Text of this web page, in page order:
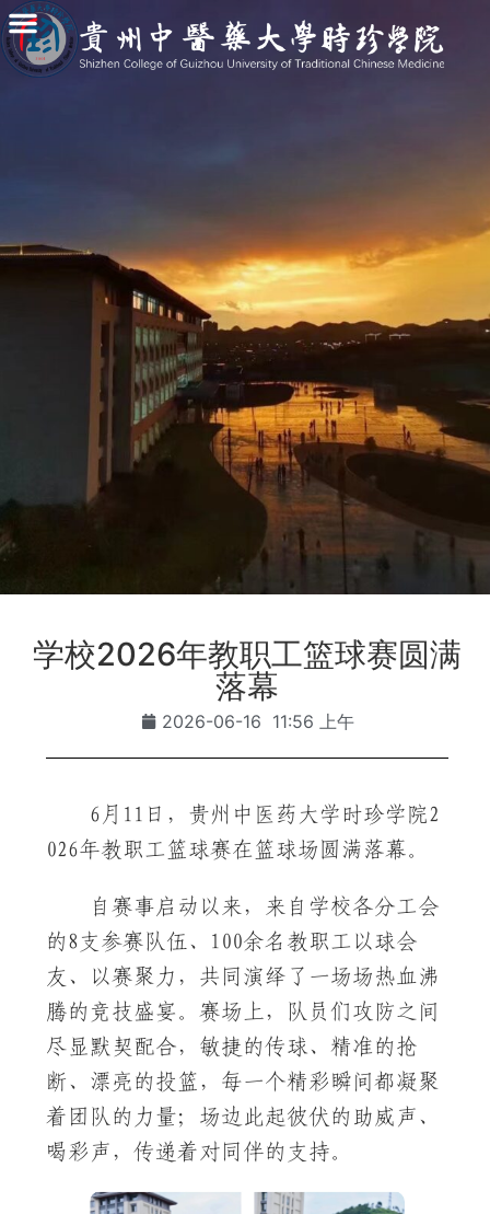
学校2026年教职工篮球赛圆满
落幕
2026-06-16 11:56 上午
6月11日，贵州中医药大学时珍学院2
026年教职工篮球赛在篮球场圆满落幕。
自赛事启动以来，来自学校各分工会
的8支参赛队伍、100余名教职工以球会
友、以赛聚力，共同演绎了一场场热血沸
腾的竞技盛宴。赛场上，队员们攻防之间
尽显默契配合，敏捷的传球、精准的抢
断、漂亮的投篮，每一个精彩瞬间都凝聚
着团队的力量；场边此起彼伏的助威声、
喝彩声，传递着对同伴的支持。